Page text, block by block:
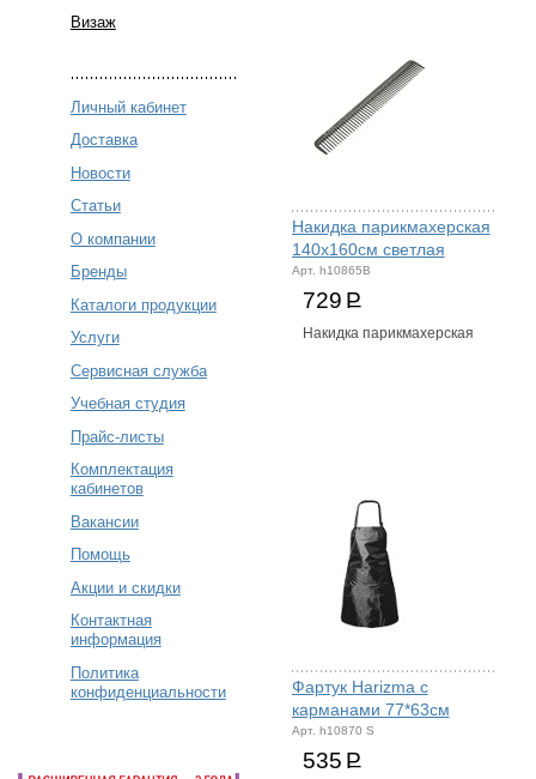
Визаж
Личный кабинет
Доставка
Новости
Статьи
О компании
Бренды
Каталоги продукции
Услуги
Сервисная служба
Учебная студия
Прайс-листы
Комплектация
кабинетов
Вакансии
Помощь
Акции и скидки
Контактная
информация
Политика
конфиденциальности
Накидка парикмахерская
140х160см светлая
Арт. h10865B
729 Р
Накидка парикмахерская
Фартук Harizma с
карманами 77*63см
Арт. h10870 S
535 Р